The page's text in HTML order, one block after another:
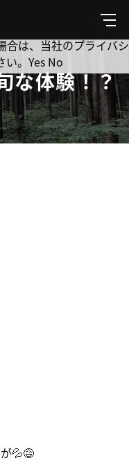
メ
ニ
ュ
な体験！？
💦😅
跡してもよろしいです
めて重視しています。
合は、当社のプライバシ
。 Yes No